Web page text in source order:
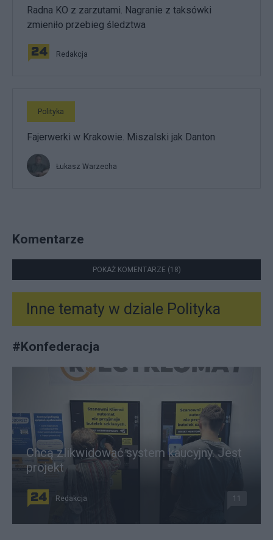
Radna KO z zarzutami. Nagranie z taksówki
zmieniło przebieg śledztwa
Redakcja
Polityka
Fajerwerki w Krakowie. Miszalski jak Danton
Łukasz Warzecha
Komentarze
POKAŻ KOMENTARZE (18)
Inne tematy w dziale Polityka
#Konfederacja
Chcą zlikwidować system kaucyjny. Jest
projekt
Redakcja 11